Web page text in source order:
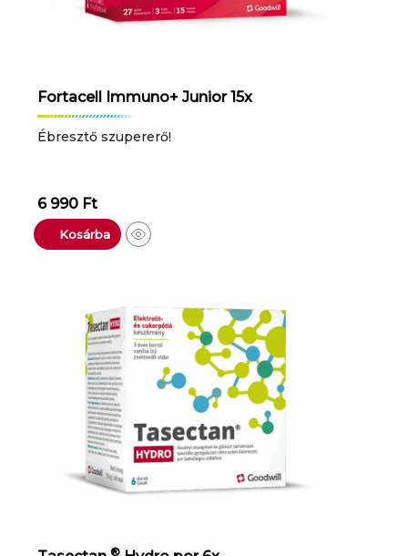
Fortacell Immuno+ Junior 15x
Ébresztő szupererő!
6 990 Ft
Kosárba
®